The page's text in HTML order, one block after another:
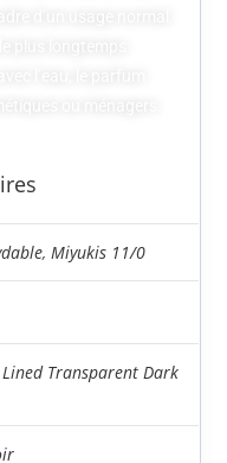
, Miyukis 11/0
Transparent Dark